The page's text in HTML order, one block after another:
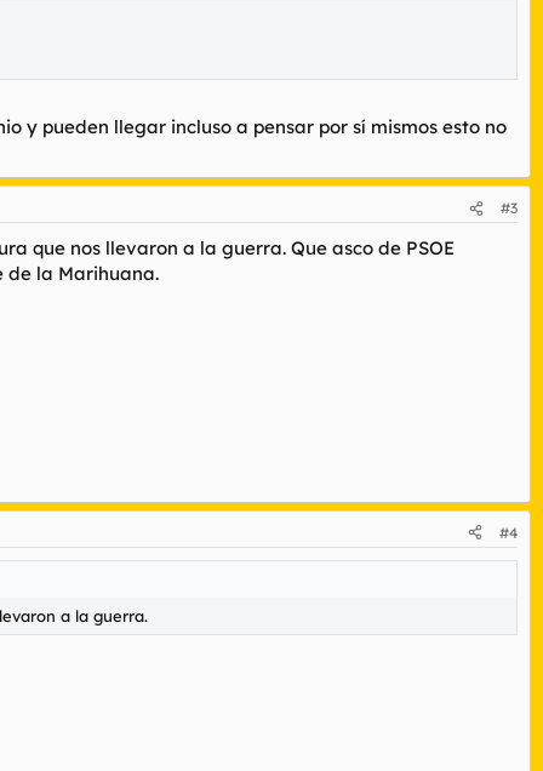
y pueden llegar incluso a pensar por sí mismos esto no
#3
que nos llevaron a la guerra. Que asco de PSOE
de la Marihuana.
#4
a la guerra.